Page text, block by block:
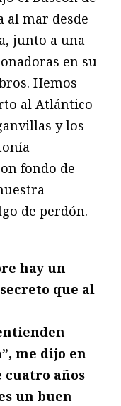
al mar desde
junto a una
en su
Hemos
al Atlántico
y los
fondo de
de perdón.
hay un
que al
me dijo en
años
un buen